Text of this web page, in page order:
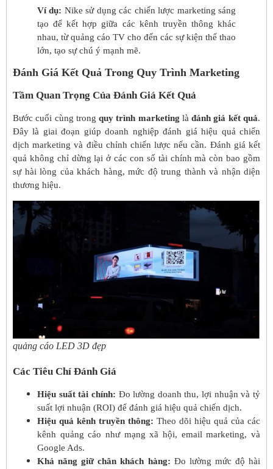
Ví dụ: Nike sử dụng các chiến lược marketing sáng
tạo để kết hợp giữa các kênh truyền thông khác
nhau, từ quảng cáo TV cho đến các sự kiện thể thao
lớn, tạo sự chú ý mạnh mẽ.
Đánh Giá Kết Quả Trong Quy Trình Marketing
Tầm Quan Trọng Của Đánh Giá Kết Quả
Bước cuối cùng trongquy trình marketing làđánh giá kết quả.
Đây là giai đoạn giúp doanh nghiệp đánh giá hiệu quả chiến
dịch marketing và điều chỉnh chiến lược nếu cần. Đánh giá kết
quả không chỉ dừng lại ở các con số tài chính mà còn bao gồm
sự hài lòng của khách hàng, mức độ trung thành và nhận diện
thương hiệu.
quảng cáo LED 3D đẹp
Các Tiêu Chí Đánh Giá
Hiệu suất tài chính: Đo lường doanh thu, lợi nhuận và tỷ
suất lợi nhuận (ROI) để đánh giá hiệu quả chiến dịch.
Hiệu quả kênh truyền thông: Theo dõi hiệu quả của các
kênh quảng cáo như mạng xã hội, email marketing, và
Google Ads.
Khả năng giữ chân khách hàng: Đo lường mức độ hài